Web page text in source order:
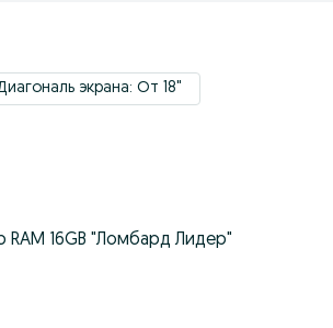
экрана: От 18"
RAM 16GB "Ломбард Лидер"